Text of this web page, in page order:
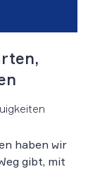
haben wir
gibt, mit